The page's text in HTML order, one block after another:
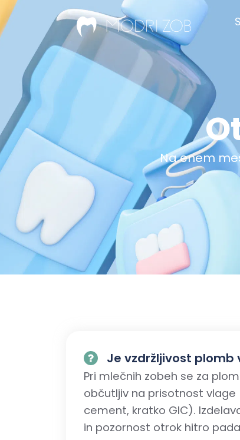
Na enem
Je vzdržljivost plomb
Pri mlečnih zobeh se za
občutljiv na prisotnost
cement, kratko GIC).
in pozornost otrok hitro